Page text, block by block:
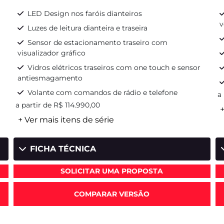
LED Design nos faróis dianteiros
Luzes de leitura dianteira e traseira
Sensor de estacionamento traseiro com
visualizador gráfico
Vidros elétricos traseiros com one touch e sensor
antiesmagamento
Volante com comandos de rádio e telefone
a partir de R$ 114.990,00
+ Ver mais itens de série
FICHA TÉCNICA
SOLICITAR UMA PROPOSTA
COMPARAR VERSÃO
a